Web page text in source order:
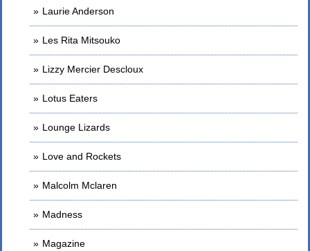
Laurie Anderson
Les Rita Mitsouko
Lizzy Mercier Descloux
Lotus Eaters
Lounge Lizards
Love and Rockets
Malcolm Mclaren
Madness
Magazine